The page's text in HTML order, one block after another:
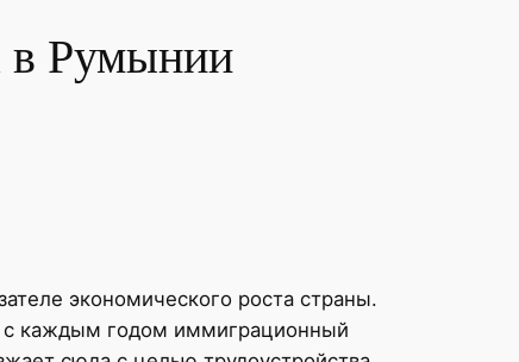
в Румынии
экономического роста страны.
с каждым годом иммиграционный